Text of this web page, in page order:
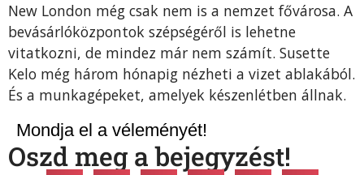
New London még csak nem is a nemzet fővárosa. A
bevásárlóközpontok szépségéről is lehetne
vitatkozni, de mindez már nem számít. Susette
Kelo még három hónapig nézheti a vizet ablakából.
És a munkagépeket, amelyek készenlétben állnak.
Mondja el a véleményét!
Oszd meg a bejegyzést!